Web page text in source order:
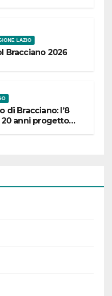
LAZIO
Bracciano 2026
di Bracciano: l’8
anni progetto